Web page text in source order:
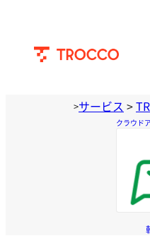
>サービス >
クラウド